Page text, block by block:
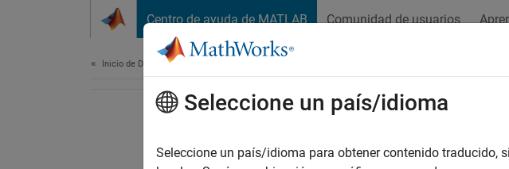
Centro de ayuda de MATLAB Comunidad de usuarios
Inicio de Documentación
Seleccione un país/idioma
Seleccione un país/idioma para obtener contenido traducido,